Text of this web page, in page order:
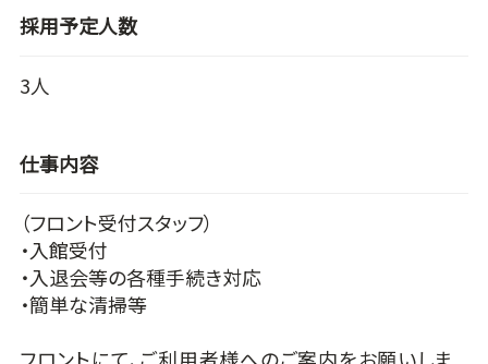
採用予定人数
3人
仕事内容
（フロント受付スタッフ）
・入館受付
・入退会等の各種手続き対応
・簡単な清掃等